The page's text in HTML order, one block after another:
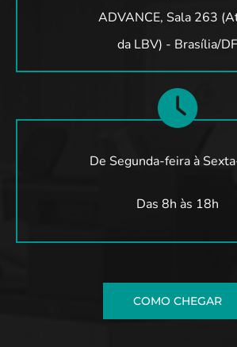
ADVANCE, Sala 263
da LBV) - Brasília/DF
De Segunda-feira à
Das 8h às 18h
COMO CHEGAR